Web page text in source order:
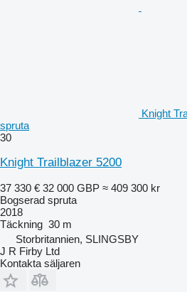
Knight
spruta
30
Knight Trailblazer 5200
37 330 € 32 000 GBP ≈ 409 300 kr
Bogserad spruta
2018
Täckning 30 m
Storbritannien, SLINGSBY
J R Firby Ltd
Kontakta säljaren